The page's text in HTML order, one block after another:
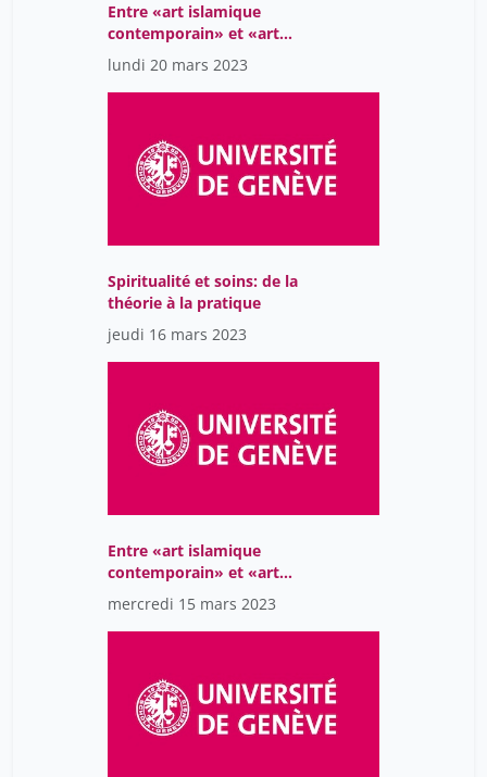
Entre «art islamique
contemporain» et «art
arabe moderne»: les
artistes du monde arabe
sur la scène artistique
lundi 20 mars 2023
Spiritualité et soins: de la
théorie à la pratique
jeudi 16 mars 2023
Entre «art islamique
contemporain» et «art
arabe moderne»: les
artistes du monde arabe
sur la scène artistique
mercredi 15 mars 2023